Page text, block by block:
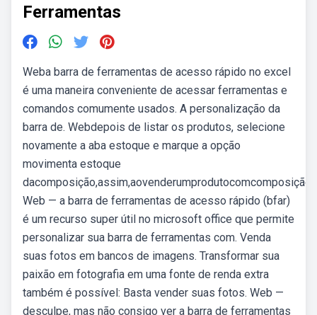
Ferramentas
Weba barra de ferramentas de acesso rápido no excel
é uma maneira conveniente de acessar ferramentas e
comandos comumente usados. A personalização da
barra de. Webdepois de listar os produtos, selecione
novamente a aba estoque e marque a opção
movimenta estoque
Web — a barra de ferramentas de acesso rápido (bfar)
é um recurso super útil no microsoft office que permite
personalizar sua barra de ferramentas com. Venda
suas fotos em bancos de imagens. Transformar sua
paixão em fotografia em uma fonte de renda extra
também é possível: Basta vender suas fotos. Web —
desculpe, mas não consigo ver a barra de ferramentas